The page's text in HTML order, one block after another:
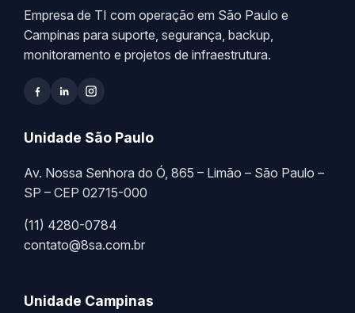
Empresa de TI com operação em São Paulo e
Campinas para suporte, segurança, backup,
monitoramento e projetos de infraestrutura.
Unidade São Paulo
Av. Nossa Senhora do Ó, 865 – Limão – São Paulo –
SP – CEP 02715-000
(11) 4280-0784
contato@8sa.com.br
Unidade Campinas